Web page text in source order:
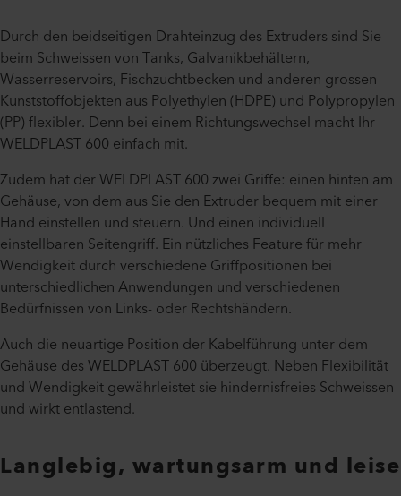
Durch den beidseitigen Drahteinzug des Extruders sind Sie
beim Schweissen von Tanks, Galvanikbehältern,
Wasserreservoirs, Fischzuchtbecken und anderen grossen
Kunststoffobjekten aus Polyethylen (HDPE) und Polypropylen
(PP) flexibler. Denn bei einem Richtungswechsel macht Ihr
WELDPLAST 600 einfach mit.
Zudem hat der WELDPLAST 600 zwei Griffe: einen hinten am
Gehäuse, von dem aus Sie den Extruder bequem mit einer
Hand einstellen und steuern. Und einen individuell
einstellbaren Seitengriff. Ein nützliches Feature für mehr
Wendigkeit durch verschiedene Griffpositionen bei
unterschiedlichen Anwendungen und verschiedenen
Bedürfnissen von Links- oder Rechtshändern.
Auch die neuartige Position der Kabelführung unter dem
Gehäuse des WELDPLAST 600 überzeugt. Neben Flexibilität
und Wendigkeit gewährleistet sie hindernisfreies Schweissen
und wirkt entlastend.
Langlebig, wartungsarm und leise